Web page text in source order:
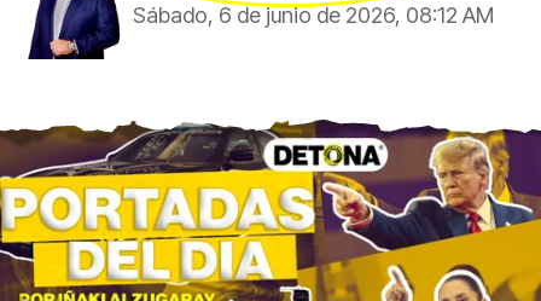
Sábado, 6 de junio de 2026, 08:12 AM